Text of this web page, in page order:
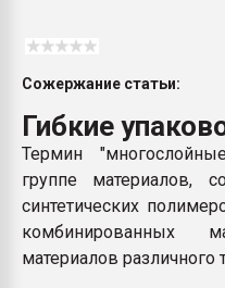
Сожержание статьи:
Гибкие
Термин
группе материалов,
синтетических
комбинированных
материалов различного